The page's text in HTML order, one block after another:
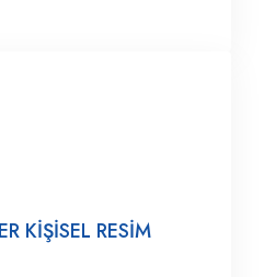
KİŞİSEL RESİM